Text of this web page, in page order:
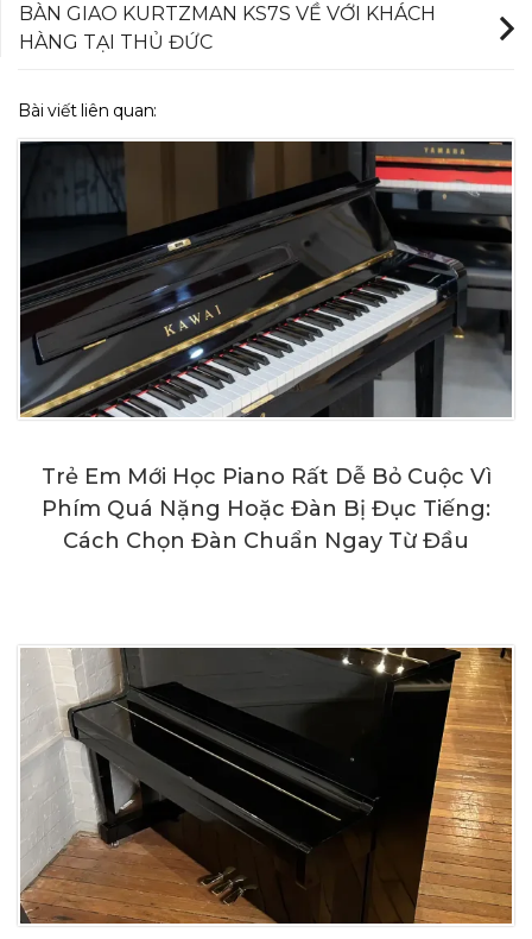
BÀN GIAO KURTZMAN KS7S VỀ VỚI KHÁCH
HÀNG TẠI THỦ ĐỨC
Bài viết liên quan:
Trẻ Em Mới Học Piano Rất Dễ Bỏ Cuộc Vì
Phím Quá Nặng Hoặc Đàn Bị Đục Tiếng:
Cách Chọn Đàn Chuẩn Ngay Từ Đầu